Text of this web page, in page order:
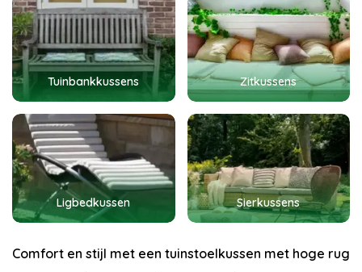
Tuinbankkussens Zitkussens
Ligbedkussen Sierkussens
Comfort en stijl met een tuinstoelkussen met hoge rug